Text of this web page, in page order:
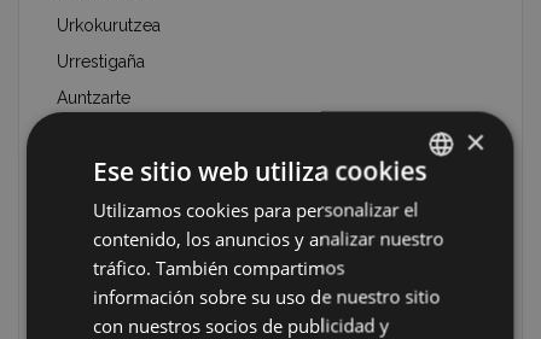
Urkokurutzea
Urrestigaña
Auntzarte
Zabaleta
Zabaleta 1
Zabaleta 2
Arraiza/Pagadibeltza
Arraiza/ Pagadibeltza/Txinbotxia
BASQUE
SPANISH
×
Ese sitio web utiliza cookies
Utilizamos cookies para personalizar el
contenido, los anuncios y analizar nuestro
tráfico. También compartimos
información sobre su uso de nuestro sitio
con nuestros socios de publicidad y